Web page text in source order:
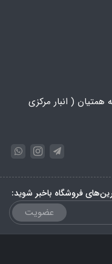
همتیان ( انبار مرکزی
فروشگاه باخبر شوید:
عضویت